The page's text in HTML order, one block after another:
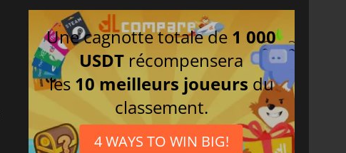
Une cagnotte totale de 1 000
USDT récompensera
les 10 meilleurs joueurs du
classement.
4 WAYS TO WIN BIG!